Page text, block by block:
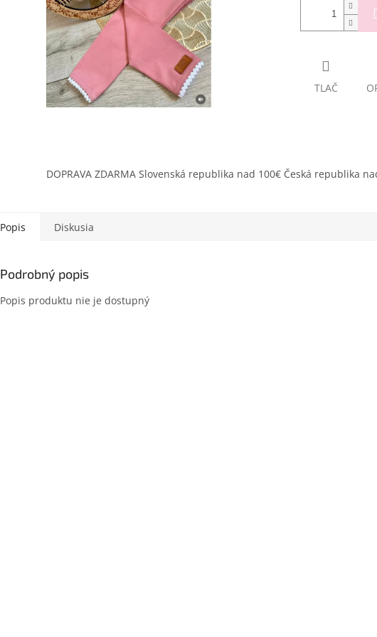
TLAČ
DOPRAVA ZDARMA Slovenská republika nad 100€ Česká republika
Popis Diskusia
Podrobný popis
Popis produktu nie je dostupný